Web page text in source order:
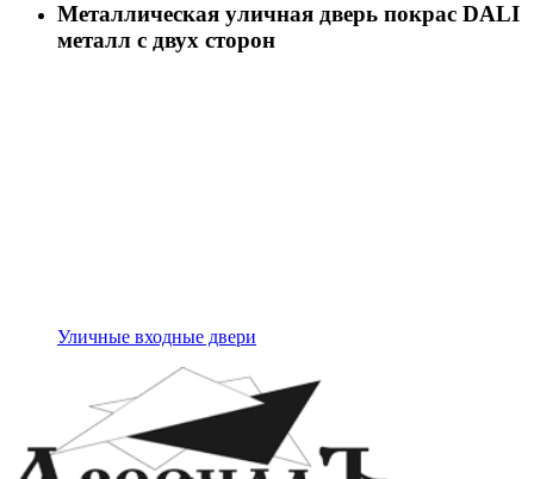
Металлическая уличная дверь покрас DALI
металл с двух сторон
Уличные входные двери